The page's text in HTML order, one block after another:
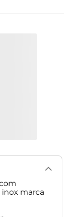
marca